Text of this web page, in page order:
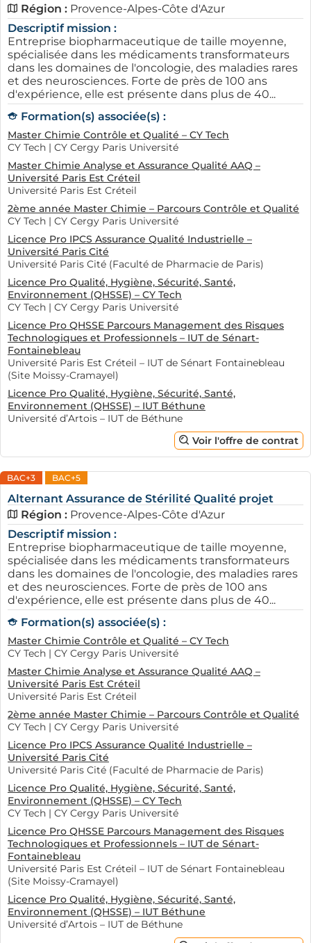
Région : Provence-Alpes-Côte d'Azur
Descriptif mission :
Entreprise biopharmaceutique de taille moyenne,
spécialisée dans les médicaments transformateurs
dans les domaines de l'oncologie, des maladies rares
et des neurosciences. Forte de près de 100 ans
d'expérience, elle est présente dans plus de 40...
Formation(s) associée(s) :
Master Chimie Contrôle et Qualité – CY Tech
CY Tech | CY Cergy Paris Université
Master Chimie Analyse et Assurance Qualité AAQ –
Université Paris Est Créteil
Université Paris Est Créteil
2ème année Master Chimie – Parcours Contrôle et Qualité
CY Tech | CY Cergy Paris Université
Licence Pro IPCS Assurance Qualité Industrielle –
Université Paris Cité
Université Paris Cité (Faculté de Pharmacie de Paris)
Licence Pro Qualité, Hygiène, Sécurité, Santé,
Environnement (QHSSE) – CY Tech
CY Tech | CY Cergy Paris Université
Licence Pro QHSSE Parcours Management des Risques
Technologiques et Professionnels – IUT de Sénart-
Fontainebleau
Université Paris Est Créteil – IUT de Sénart Fontainebleau
(Site Moissy-Cramayel)
Licence Pro Qualité, Hygiène, Sécurité, Santé,
Environnement (QHSSE) – IUT Béthune
Université d’Artois – IUT de Béthune
Voir l'offre de contrat
BAC+3 BAC+5
Alternant Assurance de Stérilité Qualité projet
Région : Provence-Alpes-Côte d'Azur
Descriptif mission :
Entreprise biopharmaceutique de taille moyenne,
spécialisée dans les médicaments transformateurs
dans les domaines de l'oncologie, des maladies rares
et des neurosciences. Forte de près de 100 ans
d'expérience, elle est présente dans plus de 40...
Formation(s) associée(s) :
Master Chimie Contrôle et Qualité – CY Tech
CY Tech | CY Cergy Paris Université
Master Chimie Analyse et Assurance Qualité AAQ –
Université Paris Est Créteil
Université Paris Est Créteil
2ème année Master Chimie – Parcours Contrôle et Qualité
CY Tech | CY Cergy Paris Université
Licence Pro IPCS Assurance Qualité Industrielle –
Université Paris Cité
Université Paris Cité (Faculté de Pharmacie de Paris)
Licence Pro Qualité, Hygiène, Sécurité, Santé,
Environnement (QHSSE) – CY Tech
CY Tech | CY Cergy Paris Université
Licence Pro QHSSE Parcours Management des Risques
Technologiques et Professionnels – IUT de Sénart-
Fontainebleau
Université Paris Est Créteil – IUT de Sénart Fontainebleau
(Site Moissy-Cramayel)
Licence Pro Qualité, Hygiène, Sécurité, Santé,
Environnement (QHSSE) – IUT Béthune
Université d’Artois – IUT de Béthune